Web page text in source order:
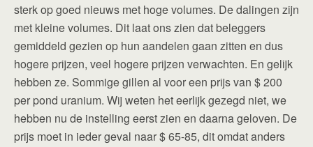
sterk op goed nieuws met hoge volumes. De dalingen zijn
met kleine volumes. Dit laat ons zien dat beleggers
gemiddeld gezien op hun aandelen gaan zitten en dus
hogere prijzen, veel hogere prijzen verwachten. En gelijk
hebben ze. Sommige gillen al voor een prijs van $ 200
per pond uranium. Wij weten het eerlijk gezegd niet, we
hebben nu de instelling eerst zien en daarna geloven. De
prijs moet in ieder geval naar $ 65-85, dit omdat anders